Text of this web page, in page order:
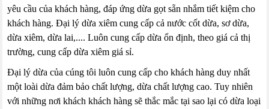
yêu cầu của khách hàng, đáp ứng dừa gọt sẵn nhắm tiết kiệm cho
khách hàng. Đại lý dừa xiêm cung cấp cả nước cốt dừa, sơ dừa,
dừa xiêm, dừa lai,.... Luôn cung cấp dừa ổn định, theo giá cả thị
trường, cung cấp dừa xiêm giá sỉ.
Đại lý dừa của cúng tôi luôn cung cấp cho khách hàng duy nhất
một loài dừa đảm bảo chất lượng, dừa chất lượng cao. Tuy nhiên
với những nơi khách khách hàng sẽ thắc mắc tại sao lại có dừa loại